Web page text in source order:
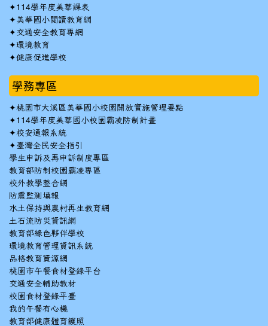
✦114學年度美華課表
✦美華國小閱讀教育網
✦ 交通安全教育專網
✦環境教育
✦健康促進學校
學務專區
✦桃園市大溪區美華國小校園開放實施管理要點
✦114學年度美華國小校園霸凌防制計畫
✦校安通報系統
✦臺灣全民安全指引
學生申訴及再申訴制度專區
教育部防制校園霸凌專區
校外教學整合網
防震監測填報
水土保持與農村再生教育網
土石流防災資訊網
教育部綠色夥伴學校
環境教育管理資訊系統
品格教育資源網
桃園市午餐食材登錄平台
交通安全輔助教材
校園食材登錄平臺
我的午餐有心機
教育部健康體育護照